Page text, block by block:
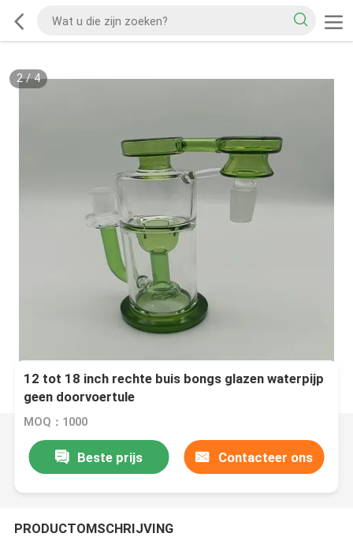
2/4
12 tot 18 inch rechte buis bongs glazen waterpijp
geen doorvoertule
MOQ：1000
Beste prijs Contacteer ons
PRODUCTOMSCHRIJVING